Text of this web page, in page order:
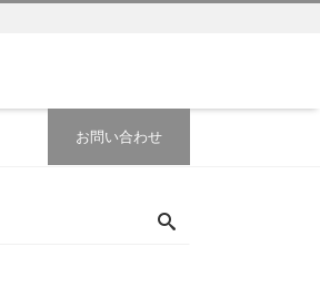
お問い合わせ